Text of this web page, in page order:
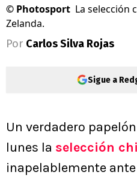
© Photosport La selección
Zelanda.
Por Carlos Silva Rojas
Sigue a
Un verdadero
lunes la selección
inapelablemente ante